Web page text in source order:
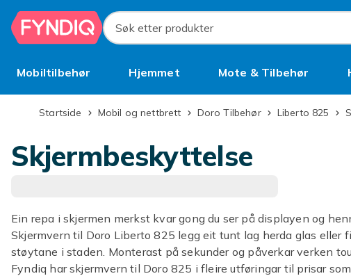
Hopp til hovedinnhold
Søk etter produkter
Mobiltilbehør Hjemmet Mote & Tilbehør
BruktStartside Mobil og nettbrett Doro Tilbehør Liberto 825
Skjermbeskyttelse
Ein repa i skjermen merkst kvar gong du ser på displayen og
Skjermvern til Doro Liberto 825 legg eit tunt lag herda glas eller
støytane i staden. Monterast på sekunder og påverkar verken
Fyndiq har skjermvern til Doro 825 i fleire utføringar til prisar